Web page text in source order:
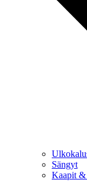
Sängyt
Kaapit &